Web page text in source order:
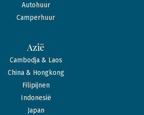
Autohuur
Camperhuur
Azië
Cambodja & Laos
China & Hongkong
Filipijnen
Indonesië
Japan